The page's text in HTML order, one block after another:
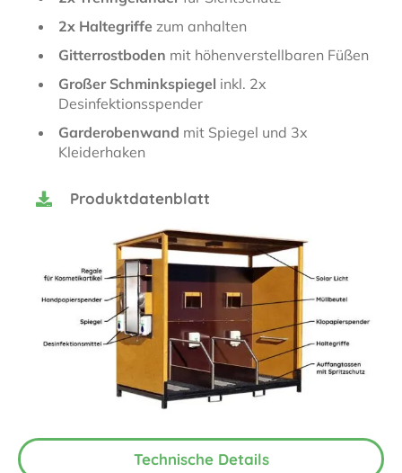
Technische Details
2x Haltegriffe zum anhalten
Gitterrostboden mit höhenverstellbaren Füßen
Großer Schminkspiegel inkl. 2x
Desinfektionsspender
Garderobenwand mit Spiegel und 3x
Kleiderhaken
Produktdatenblatt